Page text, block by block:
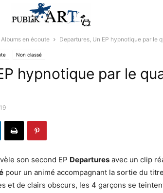
en écoute Departures, Un EP hypnotique par le
Non classé
hypnotique par le
son second EP Departures avec un clip
pour un animé accompagnant la sortie du titre
et de clairs obscurs, les 4 garçons se